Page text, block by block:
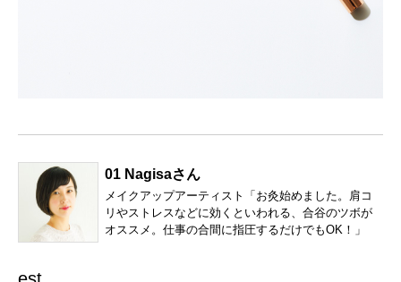
01 Nagisaさん
メイクアップアーティスト「お灸始めました。肩コ
リやストレスなどに効くといわれる、合谷のツボが
オススメ。仕事の合間に指圧するだけでもOK！」